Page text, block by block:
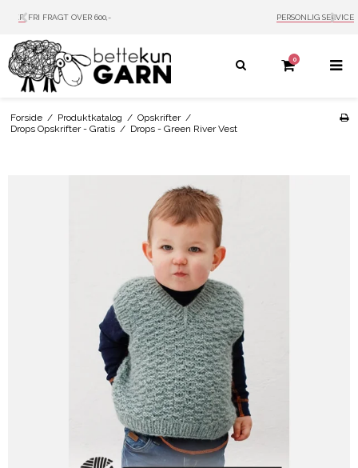
MAIL: INFO@BETTEKUN.DK
0
Forside / Produktkatalog / Opskrifter /
Drops Opskrifter - Gratis / Drops - Green River Vest